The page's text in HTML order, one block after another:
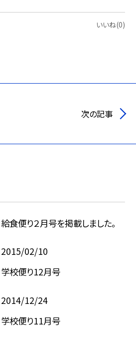
いいね(0)
次の記事
給食便り２月号を掲載しました。
2015/02/10
学校便り12月号
2014/12/24
学校便り11月号